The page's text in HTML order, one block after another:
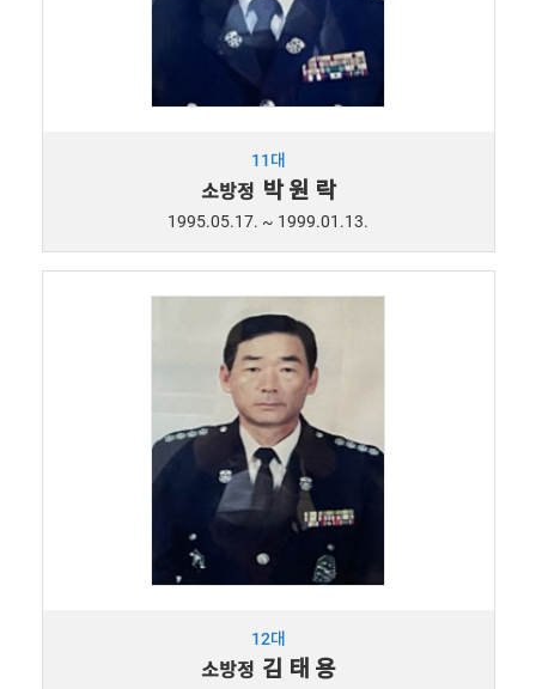
11대
소방정 박 원 락
1995.05.17. ~ 1999.01.13.
12대
소방정 김 태 용